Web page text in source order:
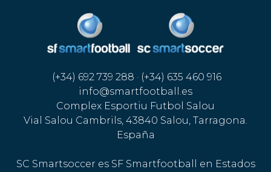
(+34) 692 739 288 · (+34) 635 460 916
info@smartfootball.es
Complex Esportiu Futbol Salou
Vial Salou Cambrils, 43840 Salou, Tarragona.
España
SC Smartsoccer es SF Smartfootball en Estados